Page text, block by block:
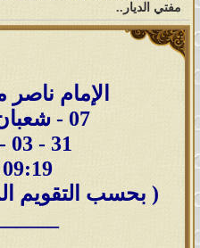
مفتي الديار..
الإمام
07 - شعبان - 1441 هـ
31 - 03 - 2020 مـ
09:19 صباحاً
( بحسب التقويم